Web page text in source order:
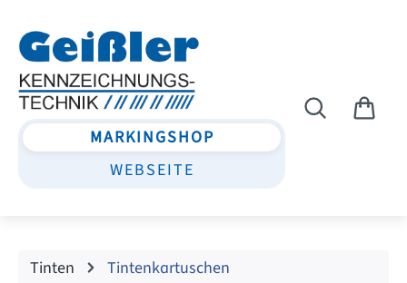
MARKINGSHOP
WEBSEITE
Tinten Tintenkartuschen